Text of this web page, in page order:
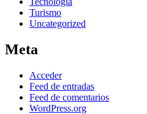
Turismo
Uncategorized
Meta
Acceder
Feed de entradas
Feed de comentarios
WordPress.org